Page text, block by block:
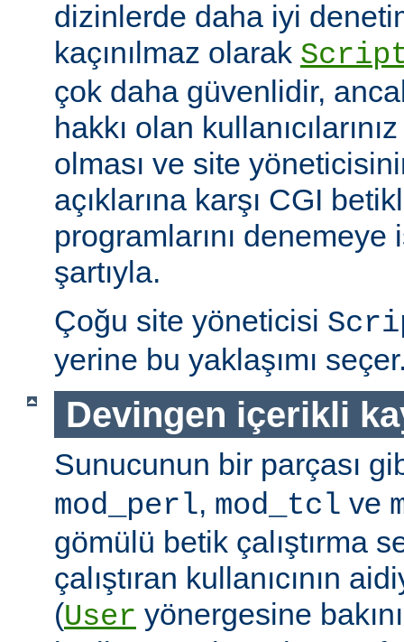
dizinlerde daha iyi
kaçınılmaz olarak
çok daha güvenlidir,
hakkı olan
olması ve site
açıklarına karşı CGI
programlarını denemeye
şartıyla.
Çoğu site yöneticisi
yerine bu yaklaşımı
Devingen içerikli
Sunucunun bir parçası
mod_perl, mod_tcl ve
gömülü betik çalıştırma
çalıştıran kullanıcının
(User yönergesine